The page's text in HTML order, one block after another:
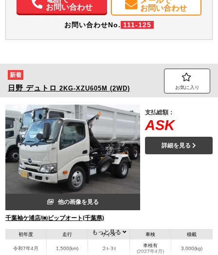
取扱説明書（一部含む） メンテナンスノート（保証書）
お問い合わせ
お問い合わせ
お問い合わせNo. 111-125
新着
日野 デュトロ 2KG-XZU605M (2WD) お気に入り
他の画像を見る
千葉袖ケ浦店/㈱ビップオート(千葉県)
支払総額：
ASK
詳細を見る
初年度
令和7年4月
走行
1,500(km)
サイズ
２t-３t
車検
車検有
(2027年4月)
積載
3,000(kg)
もっと見る